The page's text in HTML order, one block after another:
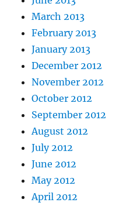
March 2013
February 2013
January 2013
December 2012
November 2012
October 2012
September 2012
August 2012
July 2012
June 2012
May 2012
April 2012